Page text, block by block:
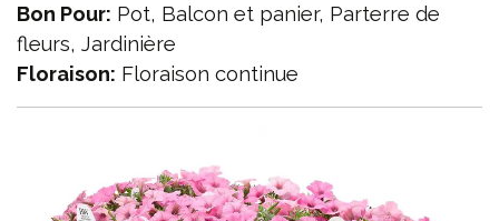
Bon Pour: Pot, Balcon et panier, Parterre de
fleurs, Jardinière
Floraison: Floraison continue